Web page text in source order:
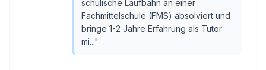
schulische Laufbahn an einer
Fachmittelschule (FMS) absolviert und
bringe 1-2 Jahre Erfahrung als Tutor
mi..."